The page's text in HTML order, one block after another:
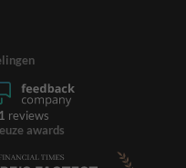
reviews
awards